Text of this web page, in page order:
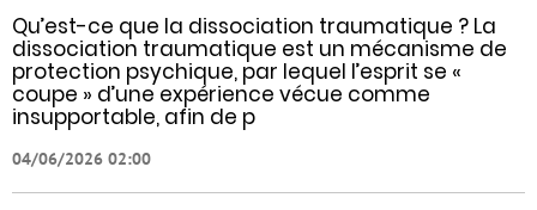
Qu’est-ce que la dissociation traumatique ? La
dissociation traumatique est un mécanisme de
protection psychique, par lequel l’esprit se «
coupe » d’une expérience vécue comme
insupportable, afin de p
04/06/2026 02:00